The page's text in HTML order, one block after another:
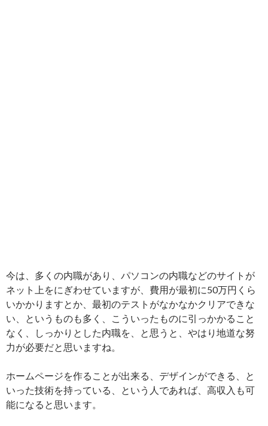
今は、多くの内職があり、パソコンの内職などのサイトが
ネット上をにぎわせていますが、費用が最初に50万円くら
いかかりますとか、最初のテストがなかなかクリアできな
い、というものも多く、こういったものに引っかかること
なく、しっかりとした内職を、と思うと、やはり地道な努
力が必要だと思いますね。
ホームページを作ることが出来る、デザインができる、と
いった技術を持っている、という人であれば、高収入も可
能になると思います。